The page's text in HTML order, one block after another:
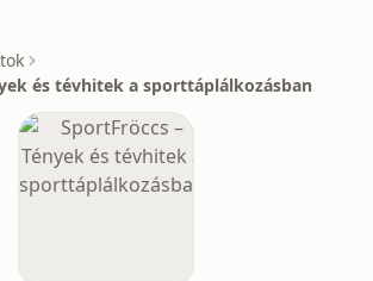
és tévhitek a sporttáplálkozásban